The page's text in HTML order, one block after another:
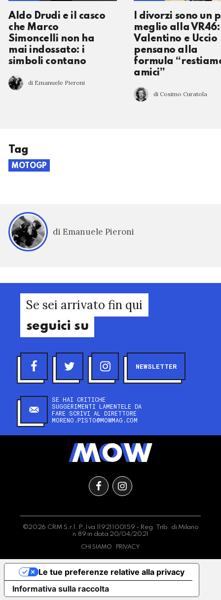
Aldo Drudi e il casco
che Marco
Simoncelli non ha
mai indossato: i
simboli contano
di Emanuele Pieroni
I divorzi sono un
meglio alla VR46:
Valentino e Uccio
pensano alla
formula
amici”
di Cosimo Curatola
Tag
MOTOGP
di Emanuele Pieroni
Se sei arrivato fin qui
seguici su
NEWSLETTER
SE HAI CRITICHE
SUGGERIMENTI LAMENTELE DA
FARE SCRIVI AL DIRETTORE
MORENO.PISTO@MOWMAG.COM
©2026 CRM S.r.l. P.Iva 11921100159 - Reg. Trib. di Milano
n.89 in data 20/04/2021
CHI SIAMO PRIVACY
Informativa sulla raccolta
Le tue preferenze relative alla privacy